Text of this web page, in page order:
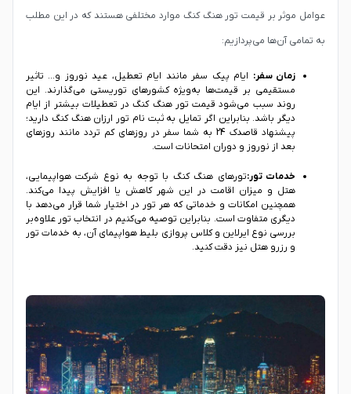
عوامل موثر بر قیمت تور هنگ کنگ موارد مختلفی هستند که در این مطلب
به تمامی آن‌ها می‌پردازیم:
زمان سفر: ایام پیک سفر مانند ایام تعطیل، عید نوروز و... تاثیر
مستقیمی بر قیمت‌ها به‌ویژه کشورهای توریستی می‌گذارند. این
روند سبب می‌شود قیمت تور هنگ کنگ در تعطیلات بیشتر از ایام
دیگر باشد. بنابراین اگر تمایل به ثبت نام تور ارزان هنگ کنگ دارید؛
پیشنهاد قاصدک 24 به شما سفر در روزهای کم تردد مانند روزهای
بعد از نوروز و دوران امتحانات است.
خدمات تور:تورهای هنگ کنگ با توجه به نوع شرکت هواپیمایی،
هتل و میزان اقامت در این شهر کاهش یا افزایش پیدا می‌کند.
همچنین امکانات و خدماتی که هر تور در اختیار شما قرار می‌دهد با
دیگری متفاوت است. بنابراین توصیه می‌کنیم در انتخاب تور علاوه‌بر
بررسی نوع ایرلاین و کلاس پروازی بلیط هواپیمای آن، به خدمات تور
و رزرو هتل نیز دقت کنید.